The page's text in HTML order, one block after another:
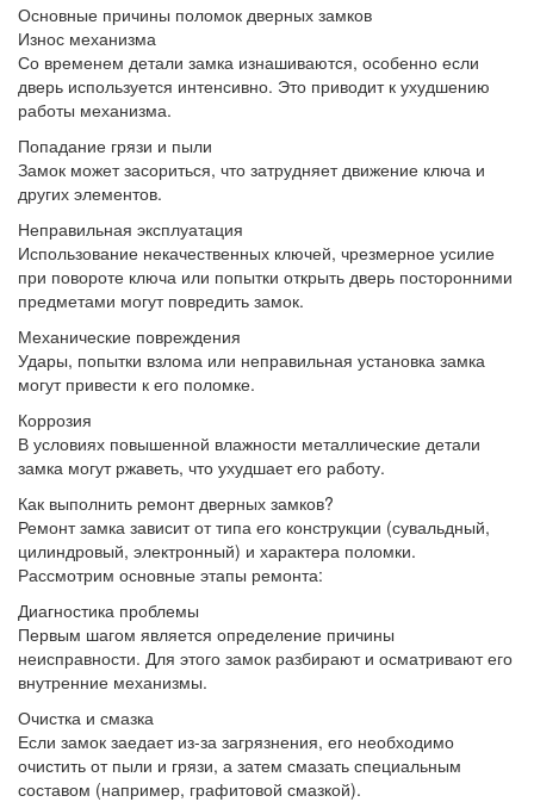
Основные причины поломок дверных замков
Износ механизма
Со временем детали замка изнашиваются, особенно если
дверь используется интенсивно. Это приводит к ухудшению
работы механизма.
Попадание грязи и пыли
Замок может засориться, что затрудняет движение ключа и
других элементов.
Неправильная эксплуатация
Использование некачественных ключей, чрезмерное усилие
при повороте ключа или попытки открыть дверь посторонними
предметами могут повредить замок.
Механические повреждения
Удары, попытки взлома или неправильная установка замка
могут привести к его поломке.
Коррозия
В условиях повышенной влажности металлические детали
замка могут ржаветь, что ухудшает его работу.
Как выполнить ремонт дверных замков?
Ремонт замка зависит от типа его конструкции (сувальдный,
цилиндровый, электронный) и характера поломки.
Рассмотрим основные этапы ремонта:
Диагностика проблемы
Первым шагом является определение причины
неисправности. Для этого замок разбирают и осматривают его
внутренние механизмы.
Очистка и смазка
Если замок заедает из-за загрязнения, его необходимо
очистить от пыли и грязи, а затем смазать специальным
составом (например, графитовой смазкой).